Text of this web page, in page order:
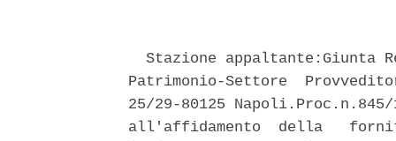
Stazione appaltante:Giunta
Patrimonio-Settore
25/29-80125
all'affidamento  della